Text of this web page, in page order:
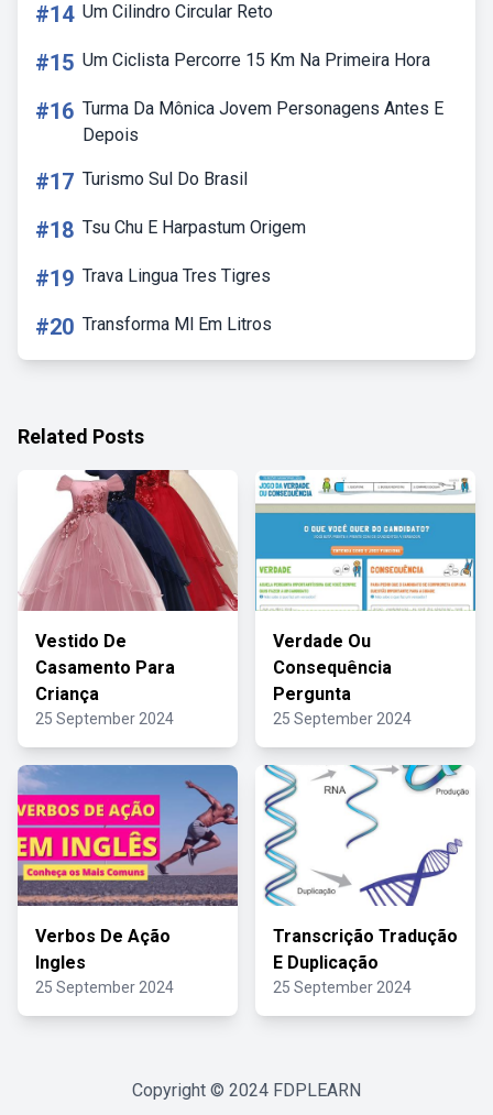
#14 Um Cilindro Circular Reto
#15 Um Ciclista Percorre 15 Km Na Primeira Hora
#16 Turma Da Mônica Jovem Personagens Antes E
Depois
#17 Turismo Sul Do Brasil
#18 Tsu Chu E Harpastum Origem
#19 Trava Lingua Tres Tigres
#20 Transforma Ml Em Litros
Related Posts
Vestido De
Casamento Para
Criança
25 September 2024
Verdade Ou
Consequência
Pergunta
25 September 2024
Verbos De Ação
Ingles
25 September 2024
Transcrição Tradução
E Duplicação
25 September 2024
Copyright © 2024 FDPLEARN